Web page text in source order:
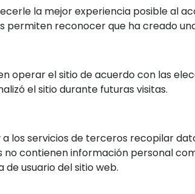
la mejor experiencia posible al
permiten reconocer que ha creado
operar el sitio de acuerdo con las
el sitio durante futuras visitas.
los servicios de terceros recopilar
no contienen información personal
usuario del sitio web.